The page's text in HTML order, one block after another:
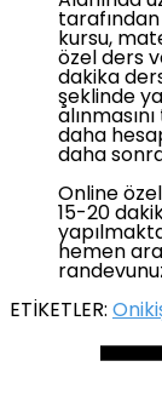
kursu,
özel ders
dakika
şeklinde
daha
daha
Online
15-20
hemen
ETİKETLER: